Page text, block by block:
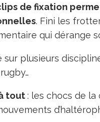
de fixation
. Fini les
qui dérange
plusieurs
tout: les chocs de la